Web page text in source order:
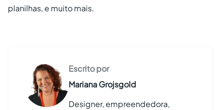
planilhas, e muito mais.
Escrito por
Mariana Grojsgold
Designer, empreendedora,